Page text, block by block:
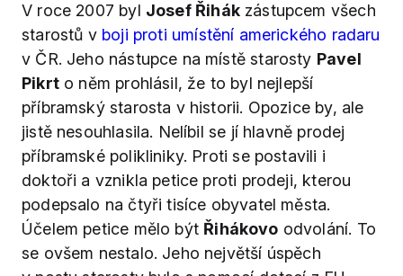
V roce 2007 byl Josef Řihákzástupcem všech
starostů v boji proti umístění amerického radaru
v ČR. Jeho nástupce na místě starosty Pavel
Pikrto něm prohlásil, že to byl nejlepší
příbramský starosta v historii. Opozice by, ale
jistě nesouhlasila. Nelíbil se jí hlavně prodej
příbramské polikliniky. Proti se postavili i
doktoři a vznikla petice proti prodeji, kterou
podepsalo na čtyři tisíce obyvatel města.
Účelem petice mělo být Řihákovo odvolání. To
se ovšem nestalo. Jeho největší úspěch